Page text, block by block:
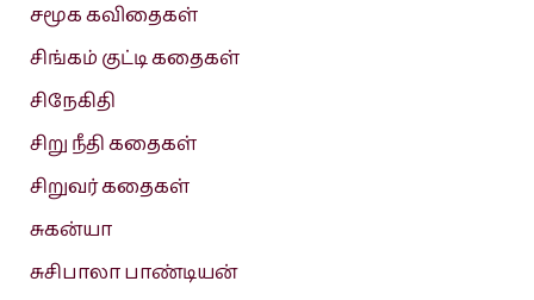
சமூக கவிதைகள்
சிங்கம் குட்டி கதைகள்
சிநேகிதி
சிறு நீதி கதைகள்
சிறுவர் கதைகள்
சுகன்யா
சுசிபாலா பாண்டியன்